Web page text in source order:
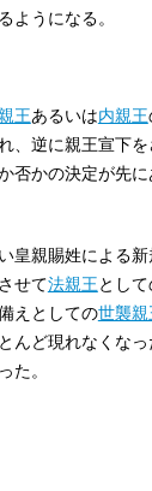
ようになる。
王あるいは内親王
、逆に親王宣下
否かの決定が先
皇親賜姓による新
させて法親王とし
えとしての世襲親
んど現れなくなっ
た。